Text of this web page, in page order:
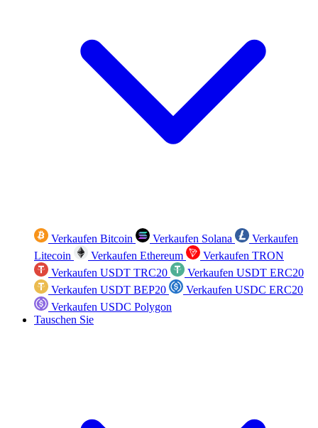
Verkaufen Bitcoin Verkaufen Solana
Verkaufen
Litecoin
Verkaufen Ethereum
Verkaufen TRON
Verkaufen USDT TRC20
Verkaufen USDT ERC20
Verkaufen USDT BEP20
Verkaufen USDC ERC20
Verkaufen USDC Polygon
Tauschen Sie